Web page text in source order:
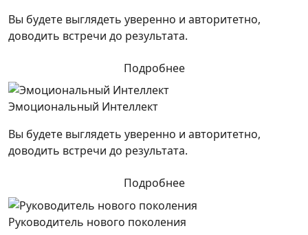
Вы будете выглядеть уверенно и авторитетно,
доводить встречи до результата.
Подробнее
Эмоциональный Интеллект
Вы будете выглядеть уверенно и авторитетно,
доводить встречи до результата.
Подробнее
Руководитель нового поколения